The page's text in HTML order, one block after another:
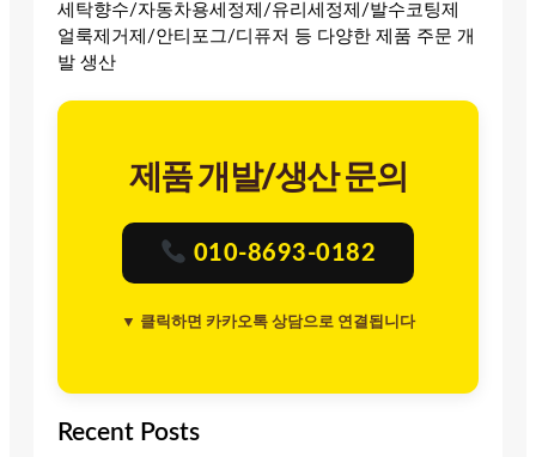
세탁향수/자동차용세정제/유리세정제/발수코팅제
얼룩제거제/안티포그/디퓨저 등 다양한 제품 주문 개
발 생산
제품 개발/생산 문의
010-8693-0182
▼ 클릭하면 카카오톡 상담으로 연결됩니다
Recent Posts